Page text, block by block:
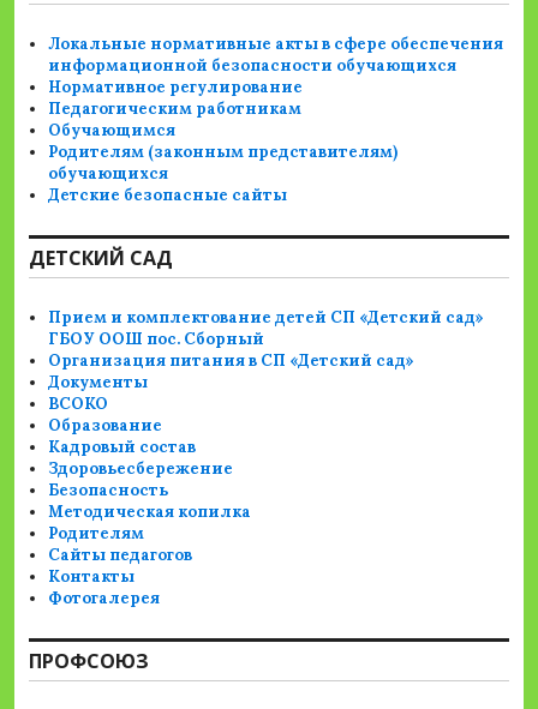
Локальные нормативные акты в сфере обеспечения
информационной безопасности обучающихся
Нормативное регулирование
Педагогическим работникам
Обучающимся
Родителям (законным представителям)
обучающихся
Детские безопасные сайты
ДЕТСКИЙ САД
Прием и комплектование детей СП «Детский сад»
ГБОУ ООШ пос. Сборный
Организация питания в СП «Детский сад»
Документы
ВСОКО
Образование
Кадровый состав
Здоровьесбережение
Безопасность
Методическая копилка
Родителям
Сайты педагогов
Контакты
Фотогалерея
ПРОФСОЮЗ